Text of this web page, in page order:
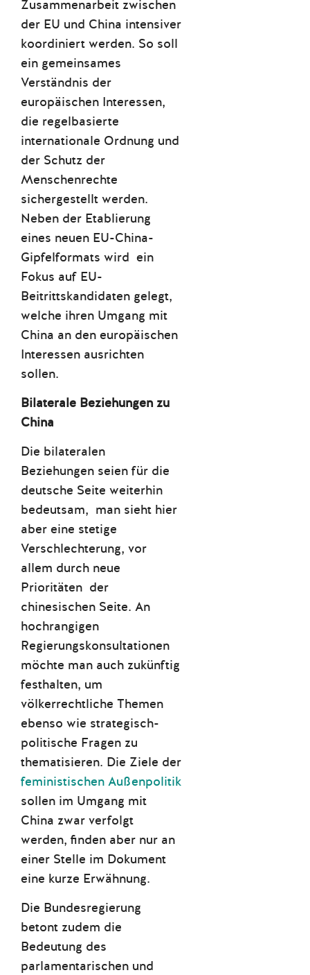
Zusammenarbeit zwischen
der EU und China intensiver
koordiniert werden. So soll
ein gemeinsames
Verständnis der
europäischen Interessen,
die regelbasierte
internationale Ordnung und
der Schutz der
Menschenrechte
sichergestellt werden.
Neben der Etablierung
eines neuen EU-China-
Gipfelformats wird ein
Fokus auf EU-
Beitrittskandidaten gelegt,
welche ihren Umgang mit
China an den europäischen
Interessen ausrichten
sollen.
Bilaterale Beziehungen zu
China
Die bilateralen
Beziehungen seien für die
deutsche Seite weiterhin
bedeutsam, man sieht hier
aber eine stetige
Verschlechterung, vor
allem durch neue
Prioritäten der
chinesischen Seite. An
hochrangigen
Regierungskonsultationen
möchte man auch zukünftig
festhalten, um
völkerrechtliche Themen
ebenso wie strategisch-
politische Fragen zu
thematisieren. Die Ziele der
feministischen Außenpolitik
sollen im Umgang mit
China zwar verfolgt
werden, finden aber nur an
einer Stelle im Dokument
eine kurze Erwähnung.
Die Bundesregierung
betont zudem die
Bedeutung des
parlamentarischen und